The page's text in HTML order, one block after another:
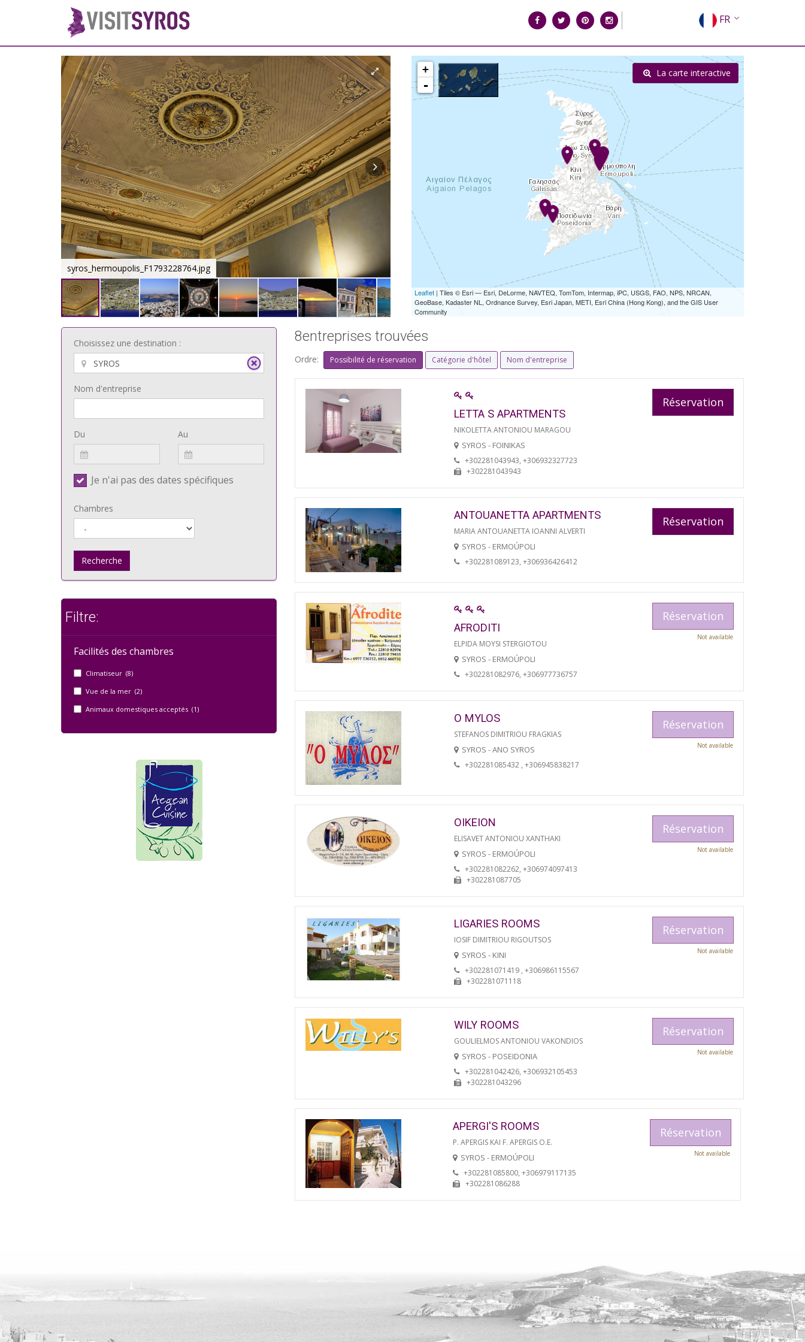
FR
EN
EL
RU
syros_hermoupolis_F1793228764.jpg syros_vaporia_F268133321.jpg
+
-
Leaflet | Tiles © Esri — Esri, DeLorme, NAVTEQ, TomTom, Intermap, iPC, USGS, FAO, NPS, NRCAN,
GeoBase, Kadaster NL, Ordnance Survey, Esri Japan, METI, Esri China (Hong Kong), and the GIS User
Community
La carte interactive
Choisissez une destination :
Nom d'entreprise
Du Au
Je n'ai pas des dates spécifiques
Chambres
Recherche
Filtre:
Facilités des chambres
Climatiseur (8)
Vue de la mer (2)
Animaux domestiques acceptés (1)
8entreprises trouvées
Ordre: Possibilité de réservation Catégorie d'hôtel Nom d'entreprise
LETTA S APARTMENTS
NIKOLETTA ANTONIOU MARAGOU
SYROS - FOINIKAS
+302281043943, +306932327723
+302281043943
Réservation
ANTOUANETTA APARTMENTS
MARIA ANTOUANETTA IOANNI ALVERTI
SYROS - ERMOÚPOLI
+302281089123, +306936426412
Réservation
AFRODITI
ELPIDA MOYSI STERGIOTOU
SYROS - ERMOÚPOLI
+302281082976, +306977736757
Réservation
Not available
O MYLOS
STEFANOS DIMITRIOU FRAGKIAS
SYROS - ANO SYROS
+302281085432 , +306945838217
Réservation
Not available
OIKEION
ELISAVET ANTONIOU XANTHAKI
SYROS - ERMOÚPOLI
+302281082262, +306974097413
+302281087705
Réservation
Not available
LIGARIES ROOMS
IOSIF DIMITRIOU RIGOUTSOS
SYROS - KINI
+302281071419 , +306986115567
+302281071118
Réservation
Not available
WILY ROOMS
GOULIELMOS ANTONIOU VAKONDIOS
SYROS - POSEIDONIA
+302281042426, +306932105453
+302281043296
Réservation
Not available
APERGI'S ROOMS
P. APERGIS KAI F. APERGIS O.E.
SYROS - ERMOÚPOLI
+302281085800, +306979117135
+302281086288
Réservation
Not available